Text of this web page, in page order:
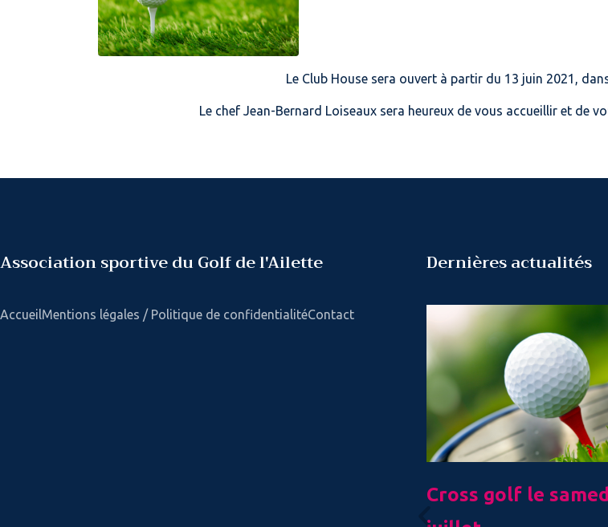
Le Club House sera ouvert à partir du 13 juin 2021,
Le chef Jean-Bernard Loiseaux sera heureux de vous accueillir et de
Association sportive du Golf de l'Ailette
AccueilMentions légales / Politique de confidentialitéContact
Dernières actualités
Cross golf le